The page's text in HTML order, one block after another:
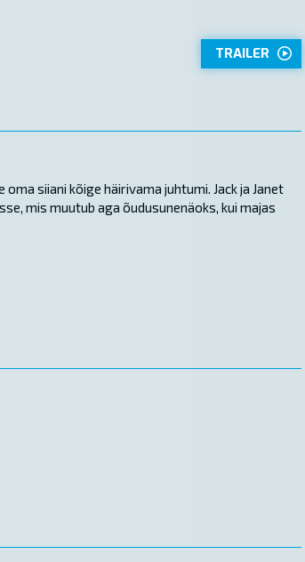
TRAILER
siiani kõige häirivama juhtumi. Jack ja Janet
mis muutub aga õudusunenäoks, kui majas